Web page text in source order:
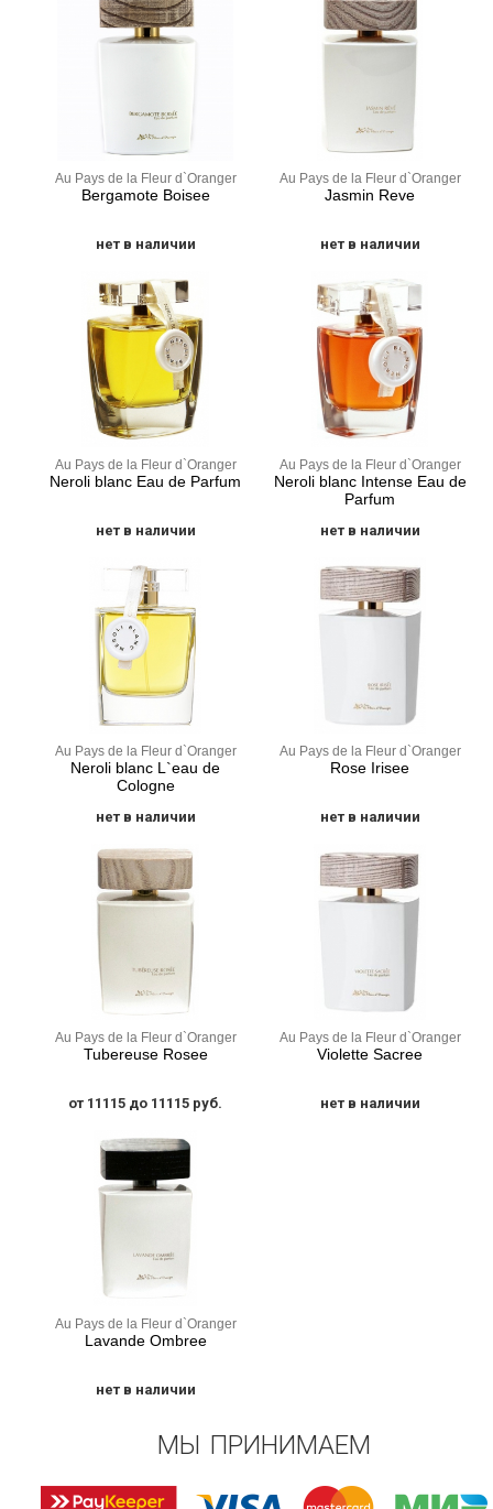
Au Pays de la Fleur d`Oranger
Bergamote Boisee
нет в наличии
Au Pays de la Fleur d`Oranger
Jasmin Reve
нет в наличии
Au Pays de la Fleur d`Oranger
Neroli blanc Eau de Parfum
нет в наличии
Au Pays de la Fleur d`Oranger
Neroli blanc Intense Eau de
Parfum
нет в наличии
Au Pays de la Fleur d`Oranger
Neroli blanc L`eau de
Cologne
нет в наличии
Au Pays de la Fleur d`Oranger
Rose Irisee
нет в наличии
Au Pays de la Fleur d`Oranger
Tubereuse Rosee
от 11115 до 11115 руб.
Au Pays de la Fleur d`Oranger
Violette Sacree
нет в наличии
Au Pays de la Fleur d`Oranger
Lavande Ombree
нет в наличии
МЫ ПРИНИМАЕМ